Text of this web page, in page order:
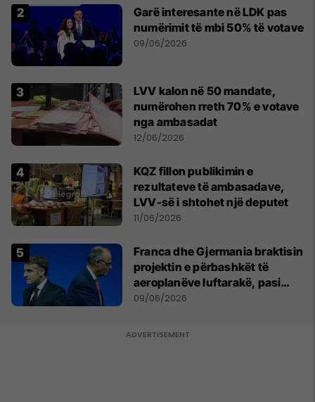
Garë interesante në LDK pas
numërimit të mbi 50% të votave
09/06/2026
LVV kalon në 50 mandate,
numërohen rreth 70% e votave
nga ambasadat
12/06/2026
KQZ fillon publikimin e
rezultateve të ambasadave,
LVV-së i shtohet një deputet
11/06/2026
Franca dhe Gjermania braktisin
projektin e përbashkët të
aeroplanëve luftarakë, pasi
kompanitë nuk arrijnë
09/06/2026